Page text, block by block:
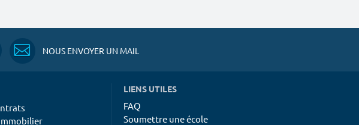
NOUS ENVOYER UN MAIL
LIENS UTILES
FAQ
Soumettre une école